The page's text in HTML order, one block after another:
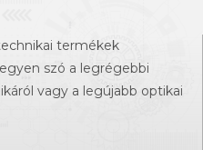
termékek
szó a legrégebbi
vagy a legújabb optikai